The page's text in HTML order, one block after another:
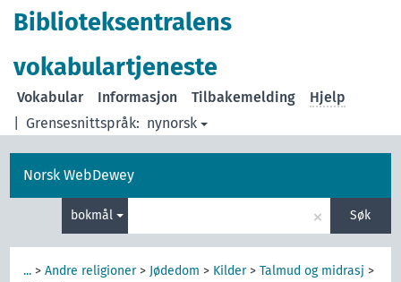
Biblioteksentralens
vokabulartjeneste
Grensesnittspråk: nynorsk
Vokabular Informasjon Tilbakemelding Hjelp
Norsk WebDewey
bokmål × Søk
... >Andre religioner> Jødedom > Kilder>Talmud og midrasj >